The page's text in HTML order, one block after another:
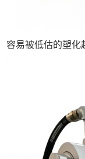
容易被低估的塑化